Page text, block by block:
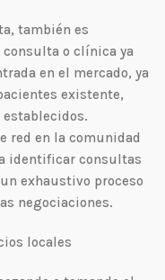
también es
o clínica ya
en el mercado, ya
existente,
establecidos.
red en la comunidad
identificar consultas
exhaustivo proceso
negociaciones.
locales